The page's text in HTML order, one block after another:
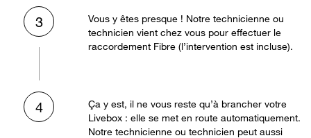
3
Vous y êtes presque ! Notre technicienne ou
technicien vient chez vous pour effectuer le
raccordement Fibre (l’intervention est incluse).
4
Ça y est, il ne vous reste qu’à brancher votre
Livebox : elle se met en route automatiquement.
Notre technicienne ou technicien peut aussi